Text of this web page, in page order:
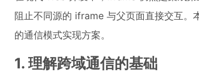
阻止不同源的 iframe 与父页面直接交互。
的通信模式实现方案。
1. 理解跨域通信的基础